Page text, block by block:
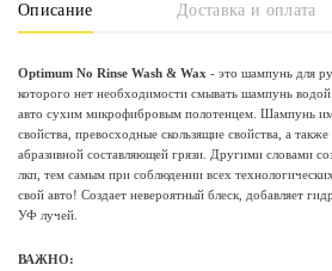
Описание Доставка и оплата
Optimum No Rinse Wash & Wax - это шампунь для
которого нет необходимости смывать шампунь
авто сухим микрофибровым полотенцем. Шампунь
свойства, превосходные скользящие свойства, а
абразивной составляющей грязи. Другими словами
лкп, тем самым при соблюдении всех
свой авто! Создает невероятный блеск, добавляет
УФ лучей.
ВАЖНО: